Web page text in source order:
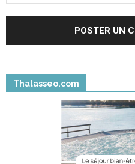
Thalasseo.com